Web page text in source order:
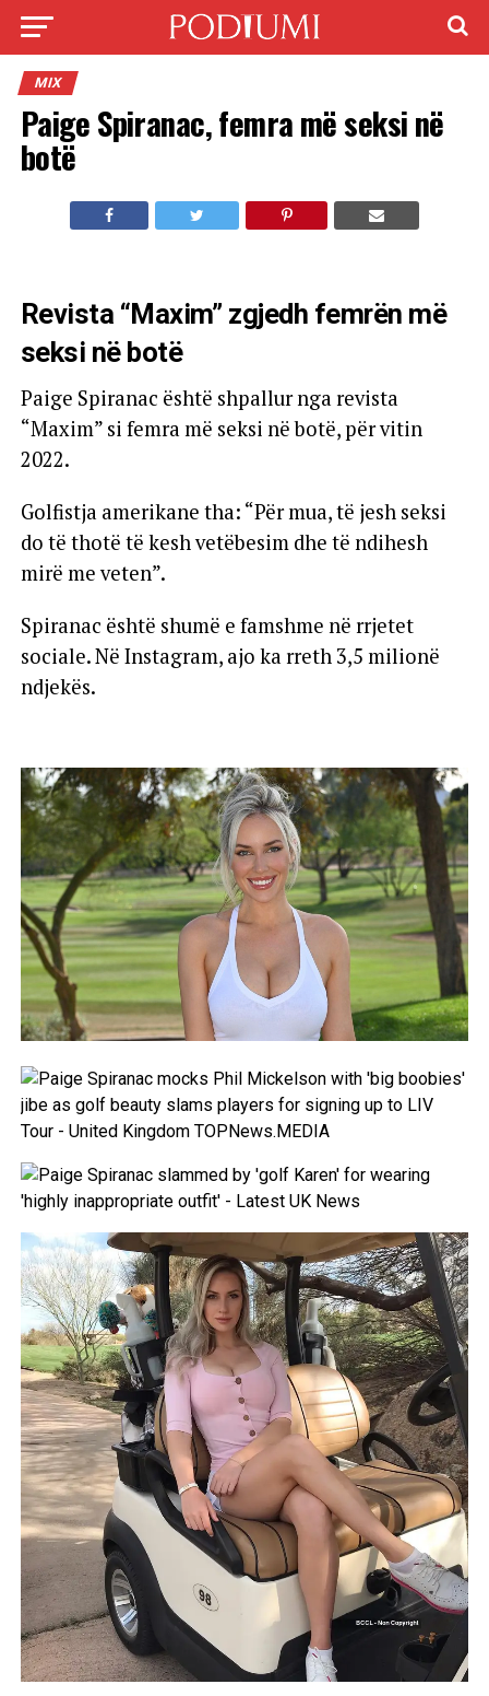
MIX
Paige Spiranac, femra më seksi në
botë
Revista “Maxim” zgjedh femrën më
seksi në botë
Paige Spiranac është shpallur nga revista
“Maxim” si femra më seksi në botë, për vitin
2022.
Golfistja amerikane tha: “Për mua, të jesh seksi
do të thotë të kesh vetëbesim dhe të ndihesh
mirë me veten”.
Spiranac është shumë e famshme në rrjetet
sociale. Në Instagram, ajo ka rreth 3,5 milionë
ndjekës.